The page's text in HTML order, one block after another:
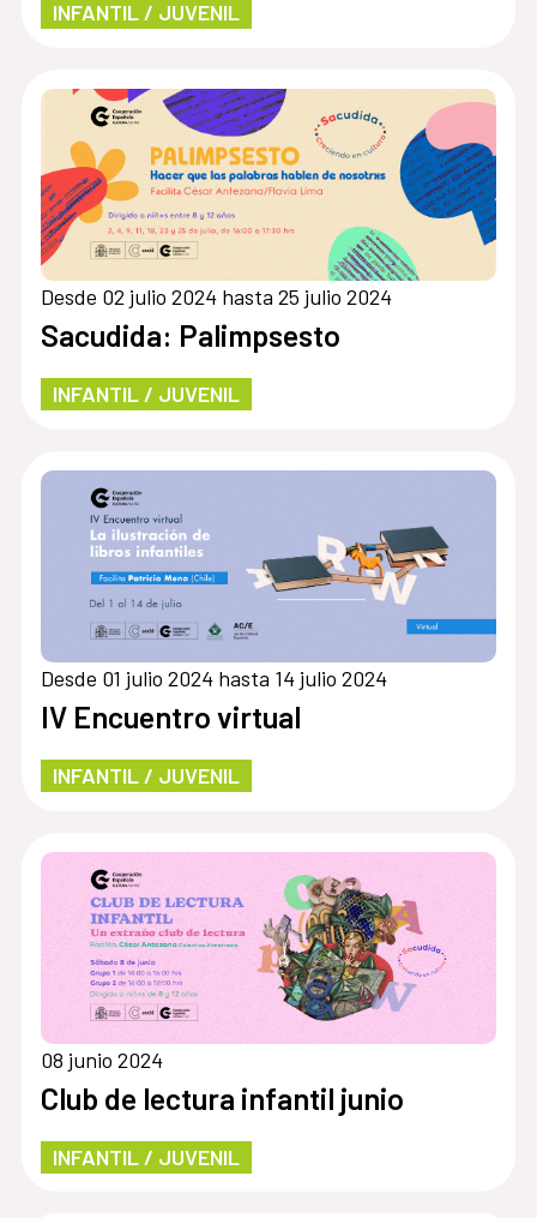
INFANTIL / JUVENIL
Desde 02 julio 2024 hasta 25 julio 2024
Sacudida: Palimpsesto
INFANTIL / JUVENIL
Desde 01 julio 2024 hasta 14 julio 2024
IV Encuentro virtual
INFANTIL / JUVENIL
08 junio 2024
Club de lectura infantil junio
INFANTIL / JUVENIL